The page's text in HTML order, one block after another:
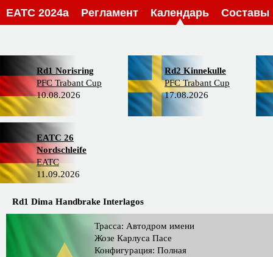
EATC 2024a Регламент Календарь Составы
Rd1 Norisring
PFC Trabant Cup
10.08.2026
Rd2 Kinnekulle
PFC Trabant Cup
17.08.2026
EATC 26
Nordschleife
EATC
11.09.2026
Rd1 Dima Handbrake Interlagos
Трасса: Автодром имени
Жозе Карлуса Пасе
Конфигурация: Полная